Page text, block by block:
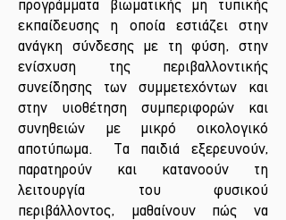
προγράμματα βιωματικής μη τυπικής
εκπαίδευσης η οποία εστιάζει στην
ανάγκη σύνδεσης με τη φύση, στην
ενίσχυση της περιβαλλοντικής
συνείδησης των συμμετεχόντων και
στην υιοθέτηση συμπεριφορών και
συνηθειών με μικρό οικολογικό
αποτύπωμα. Τα παιδιά εξερευνούν,
παρατηρούν και κατανοούν τη
λειτουργία του φυσικού
περιβάλλοντος, μαθαίνουν πώς να